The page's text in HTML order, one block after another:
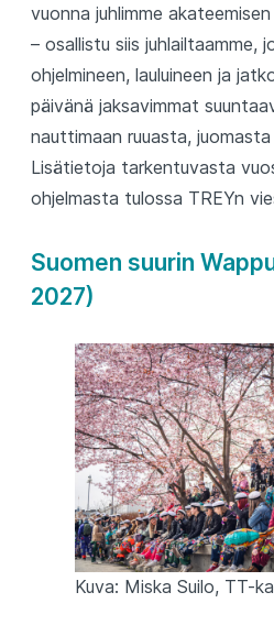
vuonna juhlimme
– osallistu siis juhlailtaamme,
ohjelmineen, lauluineen ja
päivänä jaksavimmat
nauttimaan ruuasta,
Lisätietoja tarkentuvasta
ohjelmasta tulossa TREYn
Suomen suurin
2027)
Kuva: Miska Suilo, TT-